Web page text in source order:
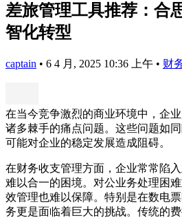
差旅管理工具推荐：合
智化转型
captain • 6 4 月, 2025 10:36 上午 • 财
在当今竞争激烈的商业环境中，企
诸多棘手的痛点问题。这些问题如
可能对企业的稳定发展造成阻碍。
在财务收支管理方面，企业常常陷
难以合一的困境。对公业务处理困
效管理也难以保障。特别是在数电
务更是面临着巨大的挑战。传统的